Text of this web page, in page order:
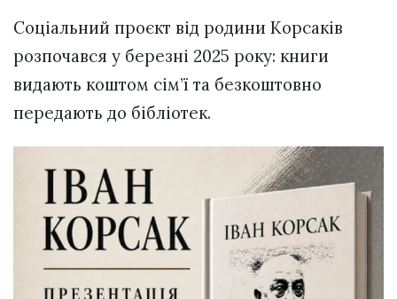
Соціальний проєкт від родини Корсаків
розпочався у березні 2025 року: книги
видають коштом сім’ї та безкоштовно
передають до бібліотек.